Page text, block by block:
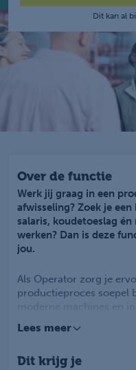
Dit kan al
Over de functie
Werk jij graag in een
afwisseling? Zoek je
salaris, koudetoeslag
werken? Dan is deze
jou.
Als Operator zorg je
productieproces soepel
moderne machines en
de kwaliteit van
goederen binnen de
Lees meer
Dit krijg je